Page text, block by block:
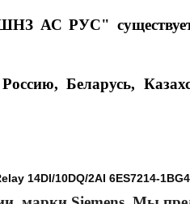
РУС" существует с
Беларусь,
14DI/10DQ/2AI 6ES7214-